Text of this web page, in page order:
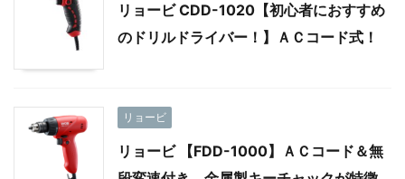
リョービ CDD-1020【初心者におすすめ
のドリルドライバー！】ＡＣコード式！
リョービ
リョービ 【FDD-1000】ＡＣコード＆無